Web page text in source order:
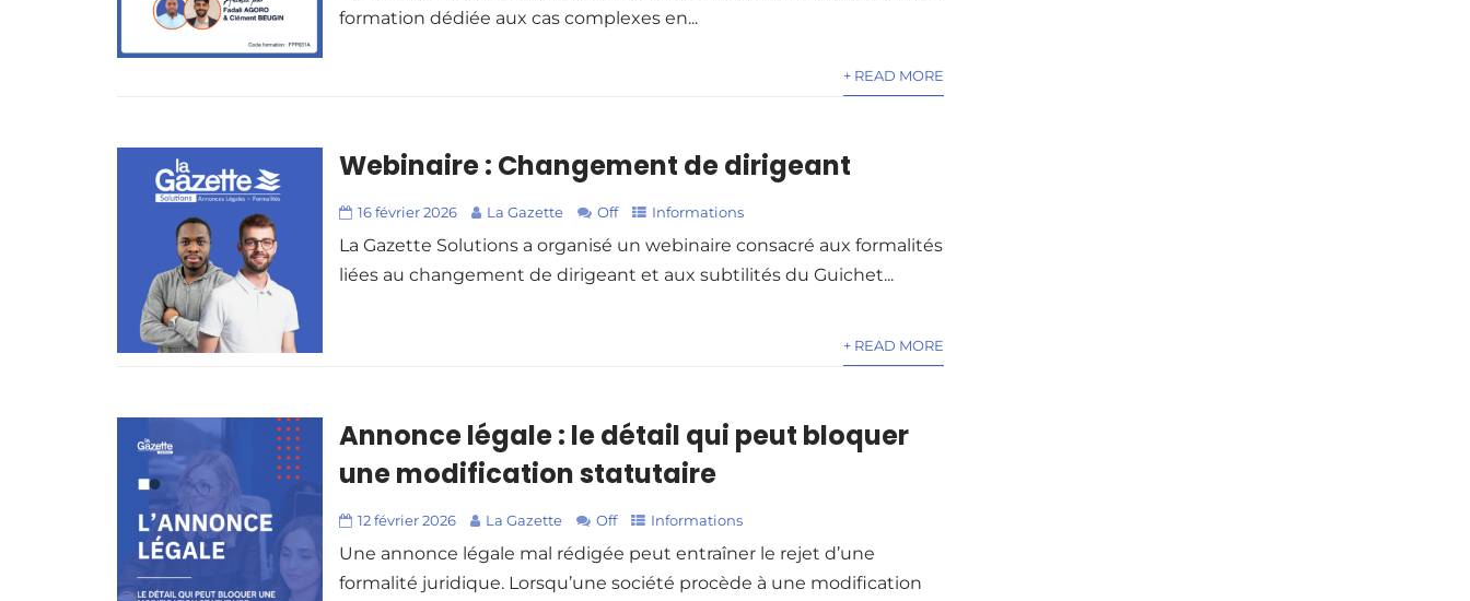
formation dédiée aux cas complexes en...
+ READ MORE
Webinaire : Changement de dirigeant
16 février 2026 La Gazette Off Informations
La Gazette Solutions a organisé un webinaire consacré aux formalités
liées au changement de dirigeant et aux subtilités du Guichet...
+ READ MORE
Annonce légale : le détail qui peut bloquer
une modification statutaire
12 février 2026 La Gazette Off Informations
Une annonce légale mal rédigée peut entraîner le rejet d’une
formalité juridique. Lorsqu’une société procède à une modification